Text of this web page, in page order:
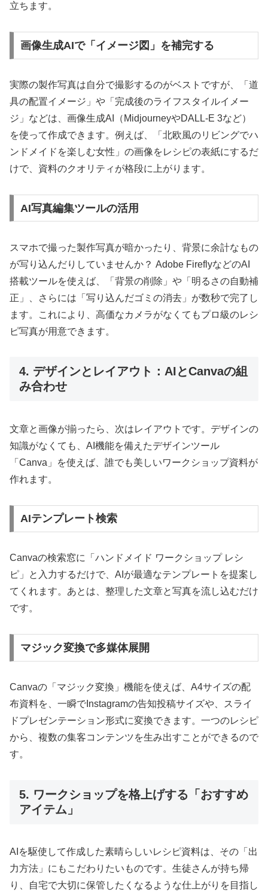
立ちます。
画像生成AIで「イメージ図」を補完する
実際の製作写真は自分で撮影するのがベストですが、「道
具の配置イメージ」や「完成後のライフスタイルイメー
ジ」などは、画像生成AI（MidjourneyやDALL-E 3など）
を使って作成できます。例えば、「北欧風のリビングでハ
ンドメイドを楽しむ女性」の画像をレシピの表紙にするだ
けで、資料のクオリティが格段に上がります。
AI写真編集ツールの活用
スマホで撮った製作写真が暗かったり、背景に余計なもの
が写り込んだりしていませんか？ Adobe FireflyなどのAI
搭載ツールを使えば、「背景の削除」や「明るさの自動補
正」、さらには「写り込んだゴミの消去」が数秒で完了し
ます。これにより、高価なカメラがなくてもプロ級のレシ
ピ写真が用意できます。
4. デザインとレイアウト：AIとCanvaの組
み合わせ
文章と画像が揃ったら、次はレイアウトです。デザインの
知識がなくても、AI機能を備えたデザインツール
「Canva」を使えば、誰でも美しいワークショップ資料が
作れます。
AIテンプレート検索
Canvaの検索窓に「ハンドメイド ワークショップ レシ
ピ」と入力するだけで、AIが最適なテンプレートを提案し
てくれます。あとは、整理した文章と写真を流し込むだけ
です。
マジック変換で多媒体展開
Canvaの「マジック変換」機能を使えば、A4サイズの配
布資料を、一瞬でInstagramの告知投稿サイズや、スライ
ドプレゼンテーション形式に変換できます。一つのレシピ
から、複数の集客コンテンツを生み出すことができるので
す。
5. ワークショップを格上げする「おすすめ
アイテム」
AIを駆使して作成した素晴らしいレシピ資料は、その「出
力方法」にもこだわりたいものです。生徒さんが持ち帰
り、自宅で大切に保管したくなるような仕上がりを目指し